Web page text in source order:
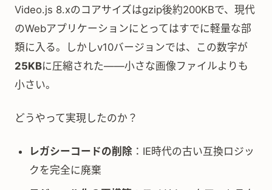
Video.js 8.xのコアサイズはgzip後約200KBで、現代
のWebアプリケーションにとってはすでに軽量な部
類に入る。しかしv10バージョンでは、この数字が
25KBに圧縮された——小さな画像ファイルよりも
小さい。
どうやって実現したのか？
レガシーコードの削除 ：IE時代の古い互換ロジッ
クを完全に廃棄